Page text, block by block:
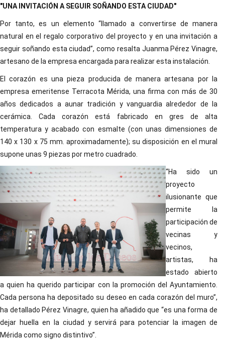
"UNA INVITACIÓN A SEGUIR SOÑANDO ESTA CIUDAD"
Por tanto, es un elemento “llamado a convertirse de manera
natural en el regalo corporativo del proyecto y en una invitación a
seguir soñando esta ciudad”, como resalta Juanma Pérez Vinagre,
artesano de la empresa encargada para realizar esta instalación.
El corazón es una pieza producida de manera artesana por la
empresa emeritense Terracota Mérida, una firma con más de 30
años dedicados a aunar tradición y vanguardia alrededor de la
cerámica. Cada corazón está fabricado en gres de alta
temperatura y acabado con esmalte (con unas dimensiones de
140 x 130 x 75 mm. aproximadamente); su disposición en el mural
supone unas 9 piezas por metro cuadrado.
“Ha sido un
proyecto
ilusionante que
permite la
participación de
vecinas y
vecinos,
artistas, ha
estado abierto
a quien ha querido participar con la promoción del Ayuntamiento.
Cada persona ha depositado su deseo en cada corazón del muro”,
ha detallado Pérez Vinagre, quien ha añadido que “es una forma de
dejar huella en la ciudad y servirá para potenciar la imagen de
Mérida como signo distintivo”.